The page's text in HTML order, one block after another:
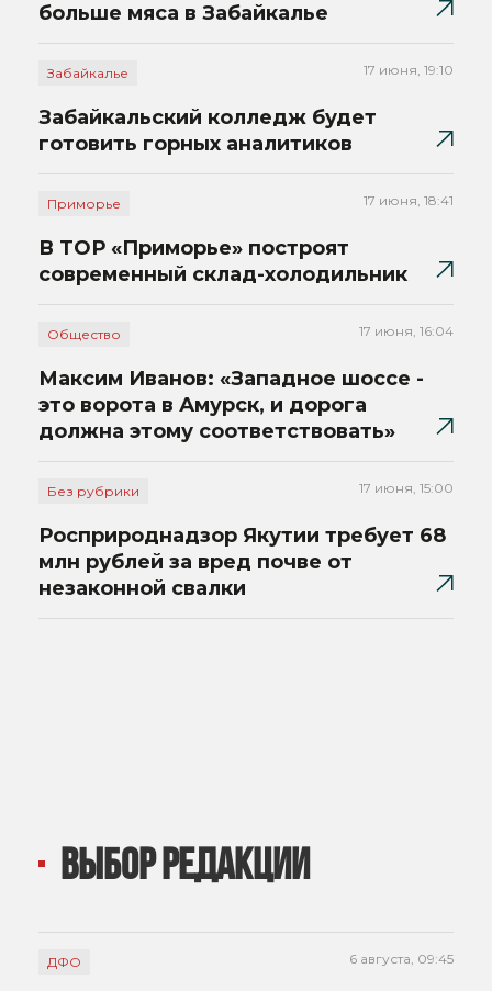
больше мяса в Забайкалье
Забайкалье 17 июня, 19:10
Забайкальский колледж будет
готовить горных аналитиков
Приморье 17 июня, 18:41
В ТОР «Приморье» построят
современный склад-холодильник
Общество 17 июня, 16:04
Максим Иванов: «Западное шоссе -
это ворота в Амурск, и дорога
должна этому соответствовать»
Без рубрики 17 июня, 15:00
Росприроднадзор Якутии требует 68
млн рублей за вред почве от
незаконной свалки
ВЫБОР РЕДАКЦИИ
ДФО 6 августа, 09:45